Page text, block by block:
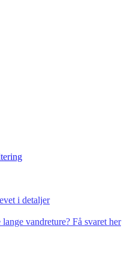
i detaljer
vandreture? Få svaret her